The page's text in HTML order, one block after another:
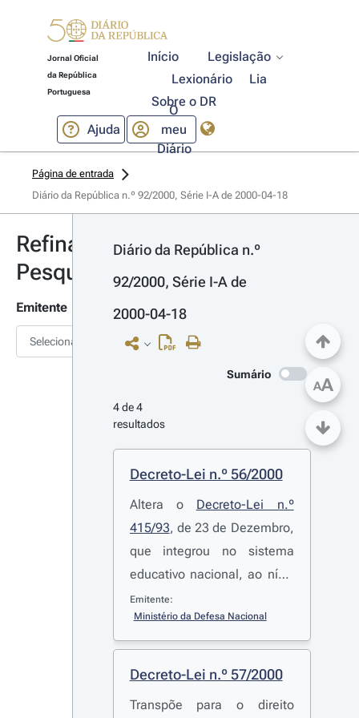
Jornal Oficial
da República
Portuguesa
Início
Legislação
Lexionário
Lia
Sobre o DR
Ajuda
O
meu
Diário
Página de entrada
Diário da República n.º 92/2000, Série I-A de 2000-04-18
Refinar
Pesquisa
Emitente
Selecionar
Diário da República n.º
92/2000, Série I-A de
2000-04-18
Sumário
4 de 4
resultados
Decreto-Lei n.º 56/2000
Altera o Decreto-Lei n.º
415/93, de 23 de Dezembro,
que integrou no sistema
educativo nacional, ao nível
do ensino superior
politécnico, o ensino das
tecnologias da saúde
Emitente:
Ministério da Defesa Nacional
Decreto-Lei n.º 57/2000
Transpõe para o direito
AA